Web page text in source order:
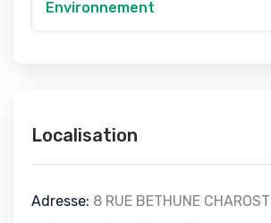
Environnement
Localisation
Adresse: 8 RUE BETHUNE CHAROST